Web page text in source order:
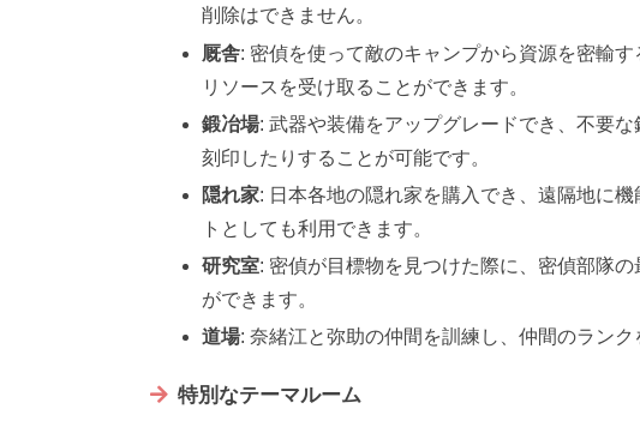
削除はできません。
厩舎: 密偵を使って敵のキャンプから資源を密輸
リソースを受け取ることができます。
鍛冶場: 武器や装備をアップグレードでき、不要
刻印したりすることが可能です。
隠れ家: 日本各地の隠れ家を購入でき、遠隔地に
トとしても利用できます。
研究室: 密偵が目標物を見つけた際に、密偵部隊
ができます。
道場: 奈緒江と弥助の仲間を訓練し、仲間のランク
特別なテーマルーム